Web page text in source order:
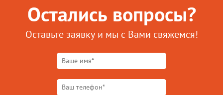
Остались вопросы?
Оставьте заявку и мы с Вами свяжемся!